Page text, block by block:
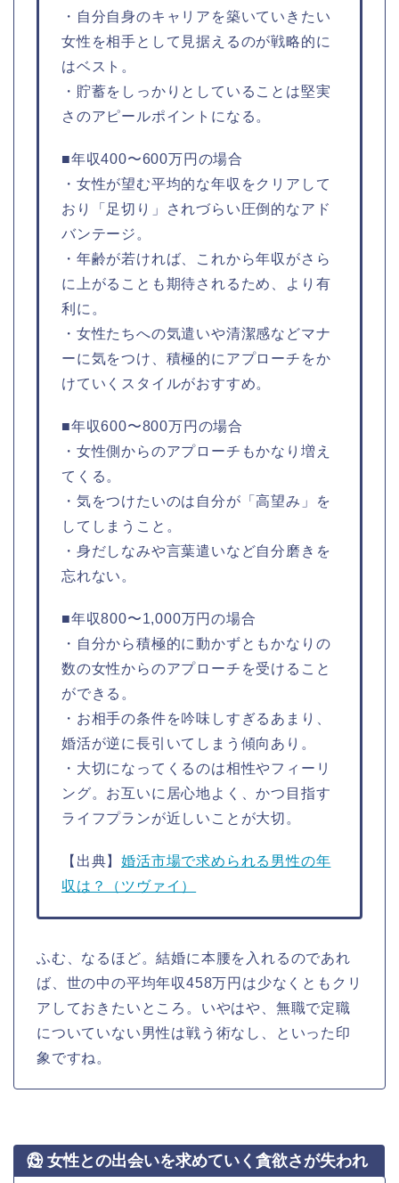
・自分自身のキャリアを築いていきたい
女性を相手として見据えるのが戦略的に
はベスト。
・貯蓄をしっかりとしていることは堅実
さのアピールポイントになる。
■年収400〜600万円の場合
・女性が望む平均的な年収をクリアして
おり「足切り」されづらい圧倒的なアド
バンテージ。
・年齢が若ければ、これから年収がさら
に上がることも期待されるため、より有
利に。
・女性たちへの気遣いや清潔感などマナ
ーに気をつけ、積極的にアプローチをか
けていくスタイルがおすすめ。
■年収600〜800万円の場合
・女性側からのアプローチもかなり増え
てくる。
・気をつけたいのは自分が「高望み」を
してしまうこと。
・身だしなみや言葉遣いなど自分磨きを
忘れない。
■年収800〜1,000万円の場合
・自分から積極的に動かずともかなりの
数の女性からのアプローチを受けること
ができる。
・お相手の条件を吟味しすぎるあまり、
婚活が逆に長引いてしまう傾向あり。
・大切になってくるのは相性やフィーリ
ング。お互いに居心地よく、かつ目指す
ライフプランが近しいことが大切。
【出典】婚活市場で求められる男性の年
収は？（ツヴァイ）
ふむ、なるほど。結婚に本腰を入れるのであれ
ば、世の中の平均年収458万円は少なくともクリ
アしておきたいところ。いやはや、無職で定職
についていない男性は戦う術なし、といった印
象ですね。
③ 女性との出会いを求めていく貪欲さが失われた